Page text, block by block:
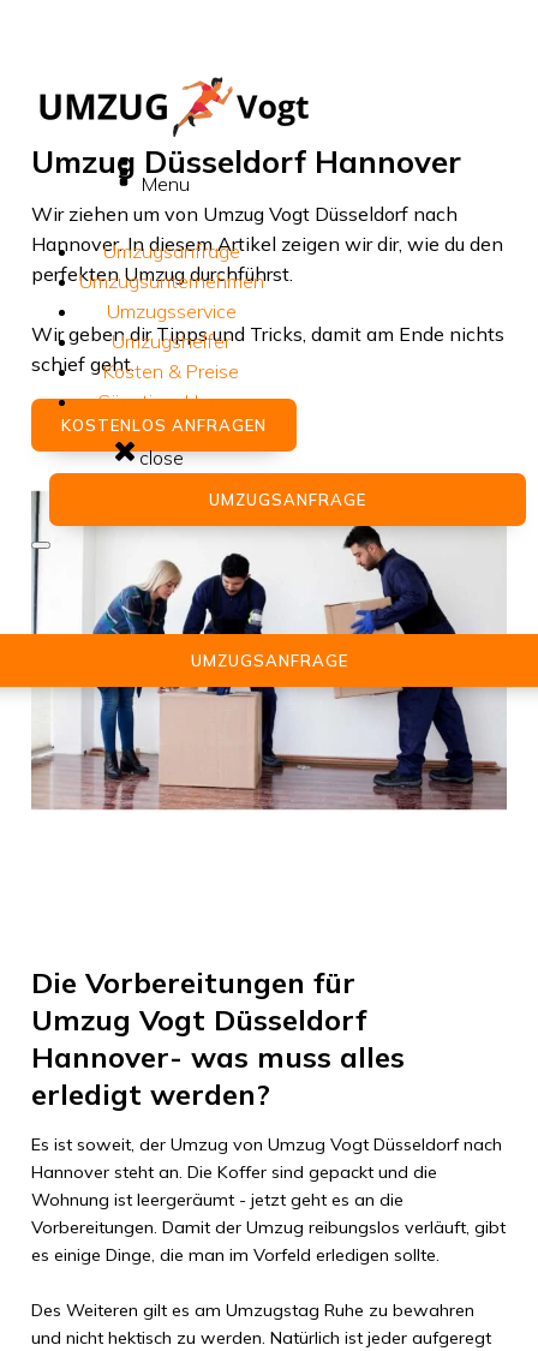
Menu
Umzugsanfrage
Umzugsunternehmen
Umzugsservice
Umzugshelfer
Kosten & Preise
Günstiger Umzug
close
UMZUGSANFRAGE
UMZUGSANFRAGE
Umzug Düsseldorf Hannover
Wir ziehen um von Umzug Vogt Düsseldorfnach
Hannover. In diesem Artikel zeigen wir dir, wie du den
perfekten Umzug durchführst.
Wir geben dir Tipps und Tricks, damit am Ende nichts
schief geht.
KOSTENLOS ANFRAGEN
Die Vorbereitungen für
Umzug Vogt Düsseldorf
Hannover- was muss alles
erledigt werden?
Es ist soweit, der Umzug von Umzug Vogt Düsseldorfnach
Hannoversteht an. Die Koffer sind gepackt und die
Wohnung ist leergeräumt - jetzt geht es an die
Vorbereitungen. Damit der Umzug reibungslos verläuft, gibt
es einige Dinge, die man im Vorfeld erledigen sollte.
Des Weiteren gilt es am Umzugstag Ruhe zu bewahren
und nicht hektisch zu werden. Natürlich ist jeder aufgeregt